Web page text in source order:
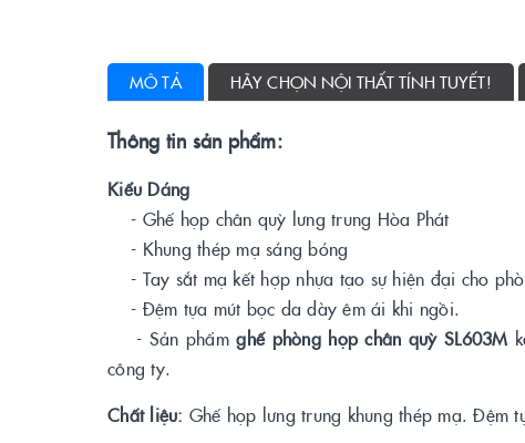
MÔ TẢ HÃY CHỌN NỘI THẤT TÍNH TUYẾT!
Thông tin sản phẩm:
Kiểu Dáng
- Ghế họp chân quỳ lưng trung Hòa Phát
- Khung thép mạ sáng bóng
- Tay sắt mạ kết hợp nhựa tạo sự hiện đại cho
- Đệm tựa mút bọc da dày êm ái khi ngồi.
- Sản phẩmghế phòng họp chân quỳ SL603M
công ty.
Chất liệu: Ghế họp lưng trung khung thép mạ. Đệm